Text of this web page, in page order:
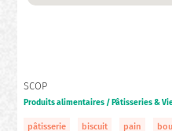
SCOP
Produits alimentaires / Pâtisseries &
pâtisserie biscuit pain